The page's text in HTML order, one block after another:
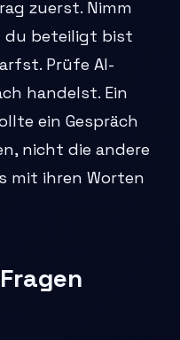
zuerst. Nimm
du beteiligt bist
Prüfe AI-
handelst. Ein
ein Gespräch
nicht die andere
mit ihren Worten